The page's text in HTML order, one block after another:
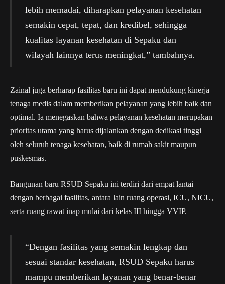
lebih memadai, diharapkan pelayanan kesehatan
semakin cepat, tepat, dan kredibel, sehingga
kualitas layanan kesehatan di Sepaku dan
wilayah lainnya terus meningkat,” tambahnya.
Zainal juga berharap fasilitas baru ini dapat mendukung kinerja
tenaga medis dalam memberikan pelayanan yang lebih baik dan
optimal. Ia menegaskan bahwa pelayanan kesehatan merupakan
prioritas utama yang harus dijalankan dengan dedikasi tinggi
oleh seluruh tenaga kesehatan, baik di rumah sakit maupun
puskesmas.
Bangunan baru RSUD Sepaku ini terdiri dari empat lantai
dengan berbagai fasilitas, antara lain ruang operasi, ICU, NICU,
serta ruang rawat inap mulai dari kelas III hingga VVIP.
“Dengan fasilitas yang semakin lengkap dan
sesuai standar kesehatan, RSUD Sepaku harus
mampu memberikan layanan yang benar-benar